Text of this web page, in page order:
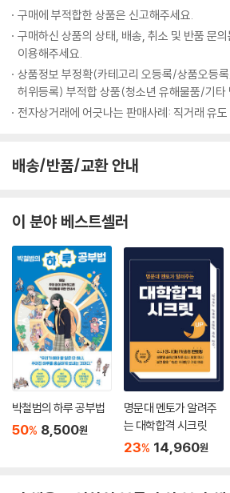
12 아무나 공부할 수 있는 건 아니었다
_나는 공부할 수 없었다1. 잭 런던 이야기
_나는 공부할 수 없었다2. 소피 제르맹 이야기
_나는 공부할 수 없었다3. 프레더릭 더글러스
_나는 공부할 수 없었다4. 이우근 이야기
_우리에게 축복처럼 쏟아진 ‘공부할 기회’
13 자신보다 내가 ‘더 나은 삶’을 사는 게 소원인
_엄마는 속고 있다
_아버지가 벌어오신 돈의 의미
_나에 대한 기대로 하루를 버티는 사람
_우리는 날마다 조금씩 고아가 되어간다
_잔소리 뒤의 “……”에 담긴 진짜 의미
Beyond Story “아, 엄마는 맨날 이런 식이야!”
에필로그 믿는다, 나는 믿는다, 나는 너를 믿는다!
부록 공부 의욕을 불러일으키는 힐링 포스트잇
만드는 것뿐이지. 장담합니다. 내가 똑바로 듣기
라도 반드시 최고의 수업이 되리라는 것을요.
---「떨어진 내 성적 두고 선생님 탓하지 마라」중
내가 얼마나 나쁜 자식이었는지 스스로 되물을
다. 툭툭 내뱉던 내 말버릇과, 내세웠던 내 자존
던 끈덕진 관심이 얼마나 순수한 사랑이었는지
진득한 믿음이었는지를요. 엄마아빠가 자기 인
빚이었단 것도요. 언젠가 엄마 냄새가 흔적 없
엄마, 그리고 우리 아빠. 사랑하는 내 부모님.
---「우리는 날마다 조금씩 고아가 되어간다」중에
공부의 의미를 ‘성장’에 둔 사람은 남과의 경쟁보
하기 마련이다. 공부를 하며 매일 나아지는 자
운 지식이 머릿속에 쌓여가는 즐거움을 맛보고,
지는 느낌을 받으며 공부하는 일에 ‘기쁨’을 느
시간이고 꼼짝 않겠다는 독한 각오, 내 심장박동
팽팽한 긴장감, 모르는 내용은 알 때까지 물고
‘너 절대로 포기하지 마. 왜냐면 내가 너였으니
하마터면 포기할 뻔 했었으니까. 나도 너처럼 방
했고, 나도 너처럼 힘들었으니까. 나도 너랑 똑
매일 열 시간도 넘는 시간 동안 책상 앞에 앉아
보면 짠하기 그지없다. 이 책의 저자는 유명 학원
창시절의 방황과 고난을 ‘똑같이’ 겪어 온 친근
보내고 있는 10대들에게 따뜻한 위로의 메시지를
일삼던 과거를 후회하며 눈물을 머금고 공부에
교에서 벌레, 재래식 똥통과 사투하며 공부할 수
대들이 처한 상황과 조건에 깊은 공감을 불러일
음 있는 놈들의 7가지 습관’, ‘오늘 하루를 가장
구매에 부적합한 상품은 신고해주세요.
구매하신 상품의 상태, 배송, 취소 및 반품 문
이용해주세요.
상품정보 부정확(카테고리 오등록/상품오등
허위등록) 부적합 상품(청소년 유해물품/기타
전자상거래에 어긋나는 판매사례: 직거래 유도
배송/반품/교환 안내
이 분야 베스트셀러
박철범의 하루 공부법
50% 8,500원
명문대 멘토가 알려주
는 대학합격 시크릿
23% 14,960원